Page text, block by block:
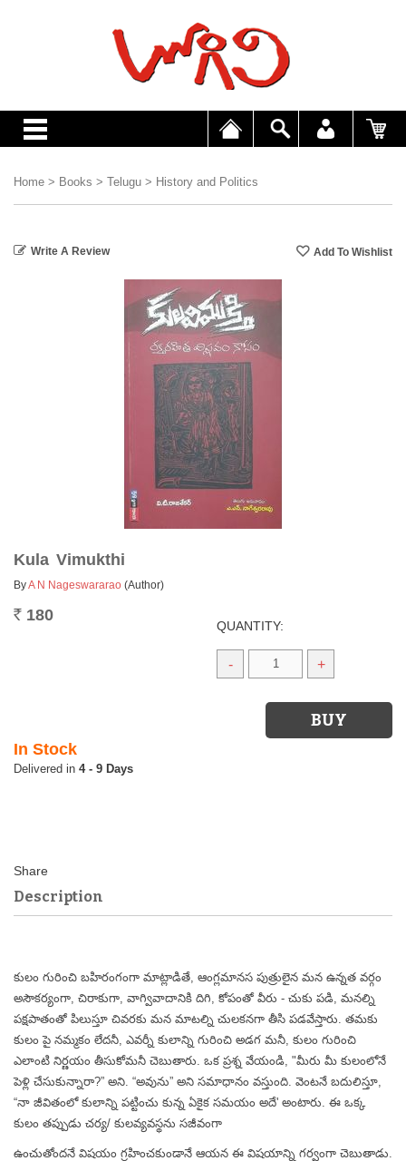
Home > Books > Telugu > History and Politics
Write A Review
Kula Vimukthi
ByA N Nageswararao (Author)
Rs. 180
QUANTITY:
- +
In Stock
4 - 9 Days
Description
కులం గురించి బహిరంగంగా మాట్లాడితే, ఆంగ్లమానస పుత్రులైన మన ఉన్నత వర్గం
అసౌకర్యంగా, చిరాకుగా, వాగ్వివాదానికి దిగి, కోపంతో వీరు - చుకు పడి, మనల్ని
పక్షపాతంతో పిలుస్తూ చివరకు మన మాటల్ని చులకనగా తీసి పడవేస్తారు. తమకు
కులం పై నమ్మకం లేదనీ, ఎవర్నీ కులాన్ని గురించి అడగ మనీ, కులం గురించి
ఎలాంటి నిర్ణయం తీసుకోమనీ చెబుతారు. ఒక ప్రశ్న వేయండి, "మీరు మీ కులంలోనే
పెళ్లి చేసుకున్నారా?” అని. “అవును” అని సమాధానం వస్తుంది. వెంటనే బదులిస్తూ,
“నా జీవితంలో కులాన్ని పట్టించు కున్న ఏకైక సమయం అదే' అంటారు. ఈ ఒక్క
కులం తప్పుడు చర్య/ కులవ్యవస్థను సజీవంగా
ఉంచుతోందనే విషయం గ్రహించకుండానే ఆయన ఈ విషయాన్ని గర్వంగా చెబుతాడు.